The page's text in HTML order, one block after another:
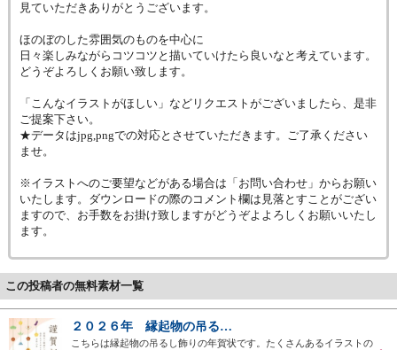
見ていただきありがとうございます。
ほのぼのした雰囲気のものを中心に
日々楽しみながらコツコツと描いていけたら良いなと考えています。
どうぞよろしくお願い致します。
「こんなイラストがほしい」などリクエストがございましたら、是非
ご提案下さい。
★データはjpg,pngでの対応とさせていただきます。ご了承ください
ませ。
※イラストへのご要望などがある場合は「お問い合わせ」からお願い
いたします。ダウンロードの際のコメント欄は見落とすことがござい
ますので、お手数をお掛け致しますがどうぞよよろしくお願いいたし
ます。
この投稿者の無料素材一覧
２０２６年 縁起物の吊る…
こちらは縁起物の吊るし飾りの年賀状です。たくさんあるイラストの